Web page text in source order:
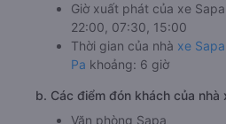
Giờ xuất phát của xe
22:00, 07:30, 15:00
Thời gian của nhà xe
Pa khoảng: 6 giờ
b. Các điểm đón khách của nhà
Văn phòng Sapa